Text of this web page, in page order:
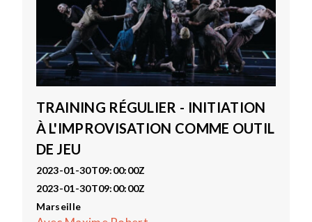
TRAINING RÉGULIER - INITIATION
À L'IMPROVISATION COMME OUTIL
DE JEU
2023-01-30T09:00:00Z
2023-01-30T09:00:00Z
Marseille